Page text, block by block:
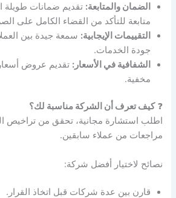
الضمان والمتابعة: تقديم ضمانات طويلة
متابعة للتأكد من القضاء الكامل على
التقييمات الإيجابية: سمعة جيدة بين
جودة الخدمات.
الشفافية في الأسعار: تقديم عروض
مخفية.
❓كيف تعرف أن الشركة مناسبة لك؟
اطلب استشارة مجانية، تحقق من تراخيص
مراجعات من عملاء سابقين.
نصائح لاختيار أفضل شركة:
قارن بين عدة شركات قبل اتخاذ القرار.